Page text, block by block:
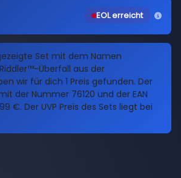
EOL erreicht
Set mit dem Namen
Überfall aus der
wir für dich 1 Preis gefunden. Der
der Nummer 76120 und der EAN
€. Der UVP Preis des Sets liegt bei